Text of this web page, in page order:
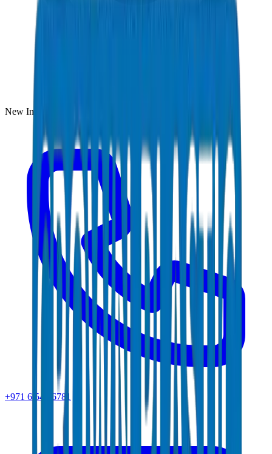
New Industrial Area, Umm Al Quwain, UAE
+971 6 543 6781